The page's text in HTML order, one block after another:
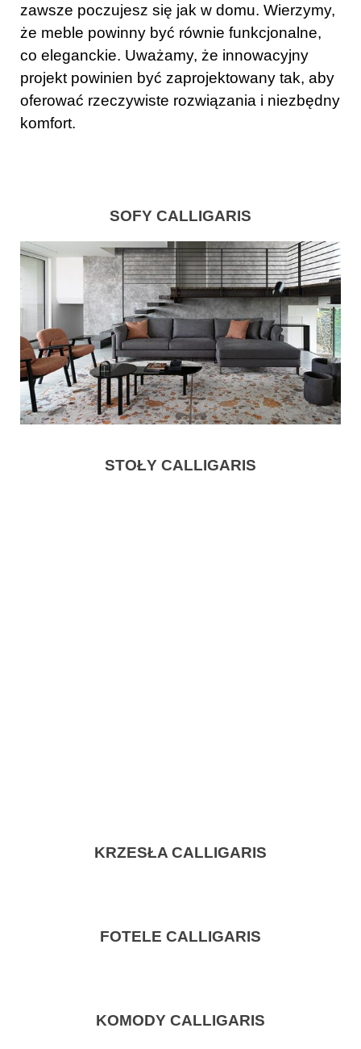
zawsze poczujesz się jak w domu. Wierzymy,
że meble powinny być równie funkcjonalne,
co eleganckie. Uważamy, że innowacyjny
projekt powinien być zaprojektowany tak, aby
oferować rzeczywiste rozwiązania i niezbędny
komfort.
SOFY CALLIGARIS
STOŁY CALLIGARIS
KRZESŁA CALLIGARIS
FOTELE CALLIGARIS
KOMODY CALLIGARIS